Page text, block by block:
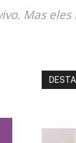
Mas